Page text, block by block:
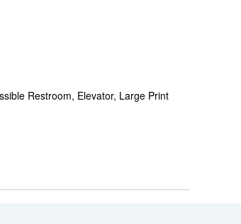
Restroom, Elevator, Large Print